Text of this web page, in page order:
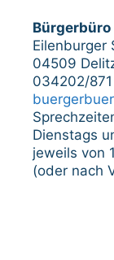
Eilenburger
04509
034202/871
Dienstags
jeweils von
(oder nach